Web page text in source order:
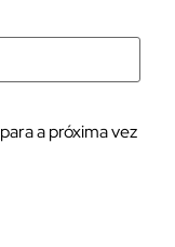
a próxima vez